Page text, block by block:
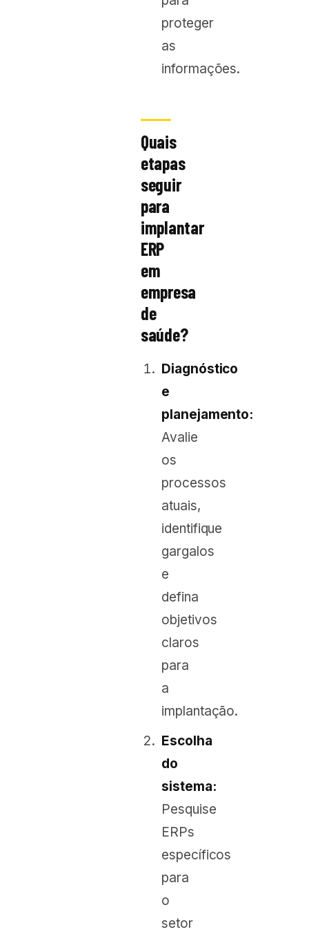
proteger
as
informações.
Quais
etapas
seguir
para
implantar
ERP
em
empresa
de
saúde?
Diagnóstico
e
planejamento:
Avalie
os
processos
atuais,
identifique
gargalos
e
defina
objetivos
claros
para
a
implantação.
Escolha
do
sistema:
Pesquise
ERPs
específicos
para
o
setor